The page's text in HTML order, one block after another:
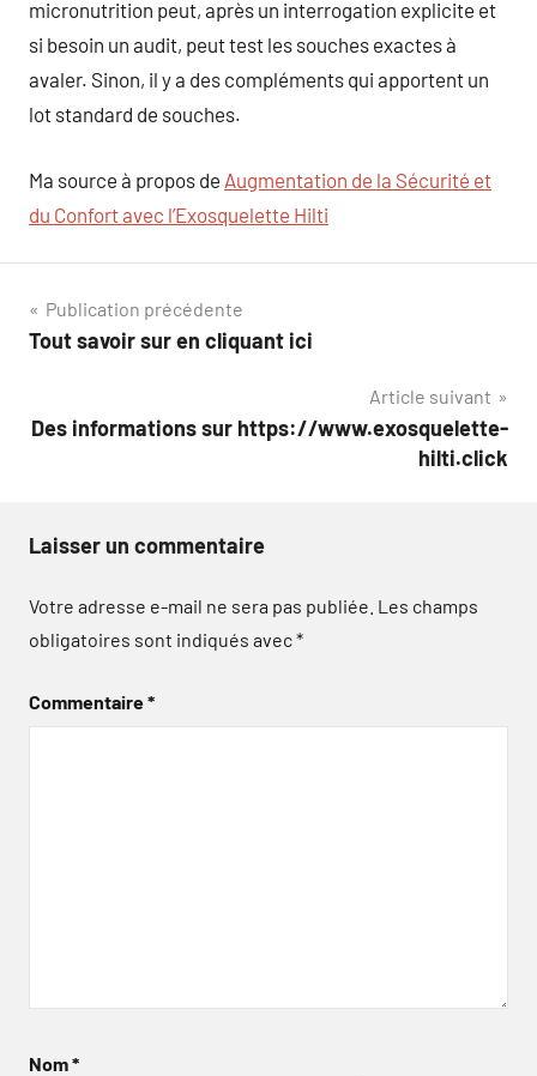
micronutrition peut, après un interrogation explicite et
si besoin un audit, peut test les souches exactes à
avaler. Sinon, il y a des compléments qui apportent un
lot standard de souches.
Ma source à propos de Augmentation de la Sécurité et
du Confort avec l’Exosquelette Hilti
Navigation
de
Publication précédente
Tout savoir sur en cliquant ici
Article suivant
Des informations sur https://www.exosquelette-
hilti.click
Laisser un commentaire
Votre adresse e-mail ne sera pas publiée. Les champs
obligatoires sont indiqués avec*
Commentaire*
Nom*